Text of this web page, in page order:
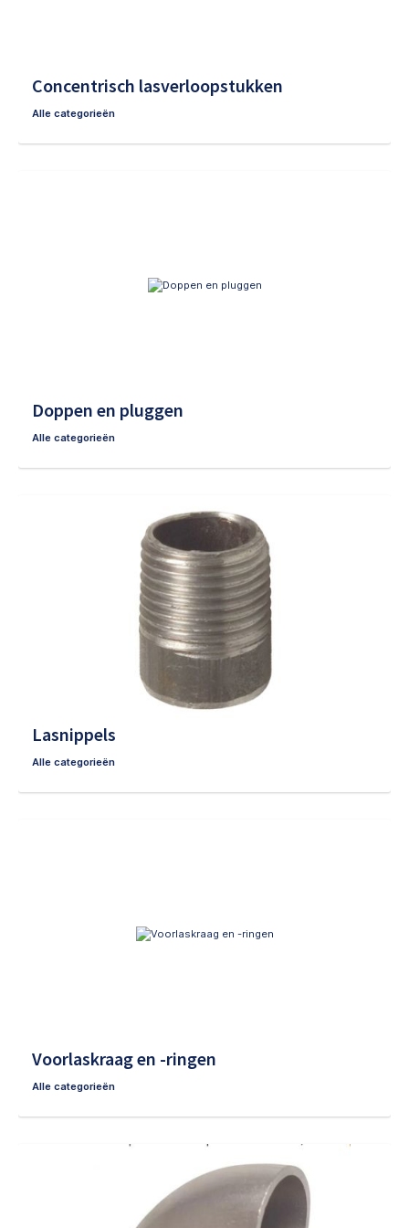
Concentrisch lasverloopstukken
Alle categorieën
Doppen en pluggen
Alle categorieën
Lasnippels
Alle categorieën
Voorlaskraag en -ringen
Alle categorieën